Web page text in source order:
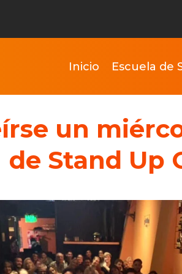
Inicio Escuela de
un
de Stand Up